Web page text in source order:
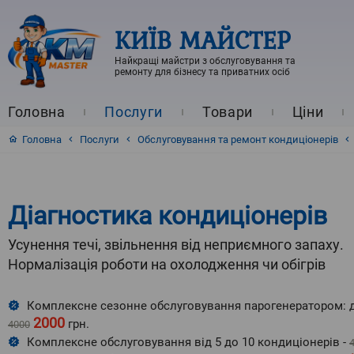
КИЇВ МАЙСТЕР
Найкращі майстри з обслуговування та
ремонту для бізнесу та приватних осіб
Головна Послуги Товари Ціни
Головна Послуги Обслуговування та ремонт кондиціонерів
Діагностика кондиціонерів
Усунення течі, звільнення від неприємного запаху.
Нормалізація роботи на охолодження чи обігрів
Комплексне сезонне обслуговування парогенератором:
4000 2000 грн.
Комплексне обслуговування від 5 до 10 кондиціонерів -